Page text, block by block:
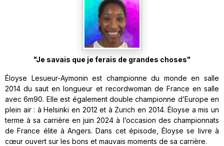
"Je savais que je ferais de grandes choses"
Éloyse Lesueur-Aymonin est championne du monde en salle
2014 du saut en longueur et recordwoman de France en salle
avec 6m90. Elle est également double championne d’Europe en
plein air : à Helsinki en 2012 et à Zurich en 2014. Éloyse a mis un
terme à sa carrière en juin 2024 à l’occasion des championnats
de France élite à Angers. Dans cet épisode, Éloyse se livre à
cœur ouvert sur les bons et mauvais moments de sa carrière.